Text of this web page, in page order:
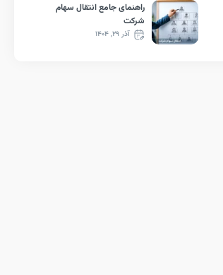
راهنمای جامع انتقال سهام
شرکت
آذر ۲۹, ۱۴۰۴